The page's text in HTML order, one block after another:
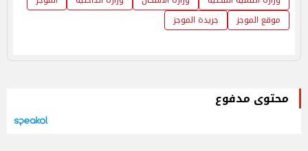
موقع الموجز
جريدة الموجز
محتوى مدفوع